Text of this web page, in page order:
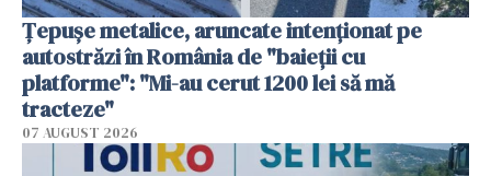
Țepușe metalice, aruncate intenționat pe
autostrăzi în România de "baieții cu
platforme": "Mi-au cerut 1200 lei să mă
tracteze"
07 AUGUST 2026